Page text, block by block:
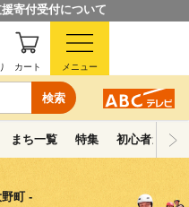
寄付受付について
検索
カート メニュー
まち一覧 特集 初心者ガイド
町 -